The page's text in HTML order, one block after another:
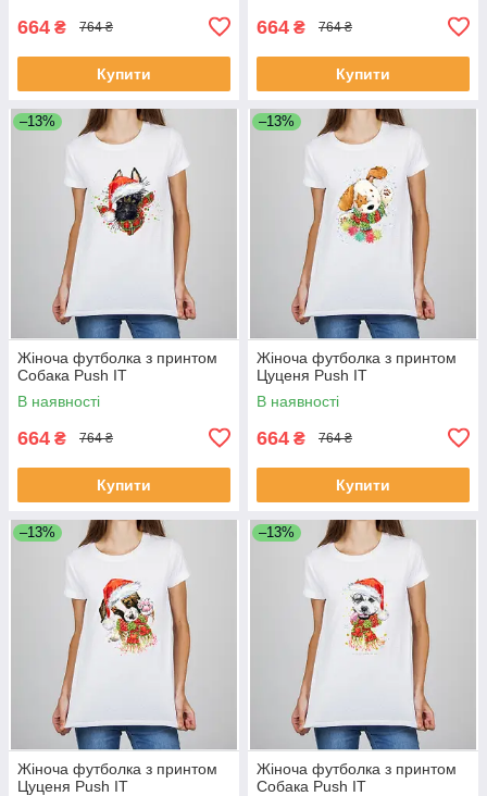
664 ₴ 764 ₴
Купити
664 ₴ 764 ₴
Купити
–13%
Жіноча футболка з принтом
Собака Push IT
В наявності
664 ₴ 764 ₴
Купити
–13%
Жіноча футболка з принтом
Цуценя Push IT
В наявності
664 ₴ 764 ₴
Купити
–13%
Жіноча футболка з принтом
Цуценя Push IT
–13%
Жіноча футболка з принтом
Собака Push IT